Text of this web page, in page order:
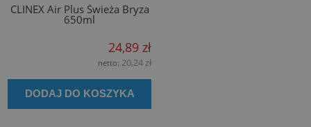
CLINEX Air Plus Świeża Bryza
650ml
24,89 zł
netto: 20,24 zł
DODAJ DO KOSZYKA